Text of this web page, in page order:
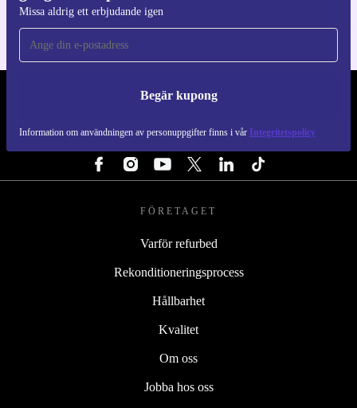
Missa aldrig ett erbjudande igen
Begär kupong
Information om användningen av personuppgifter finns i vår Integritetspolicy
REFURBED SVERIGE - RETHINK NEW.
FÖLJ OSS
FÖRETAGET
Varför refurbed
Rekonditioneringsprocess
Hållbarhet
Kvalitet
Om oss
Jobba hos oss